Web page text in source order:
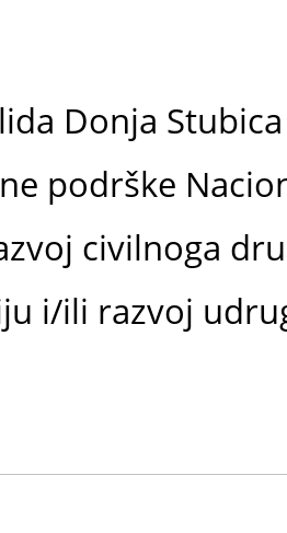
Donja
podrške
civilnoga
i/ili razvoj